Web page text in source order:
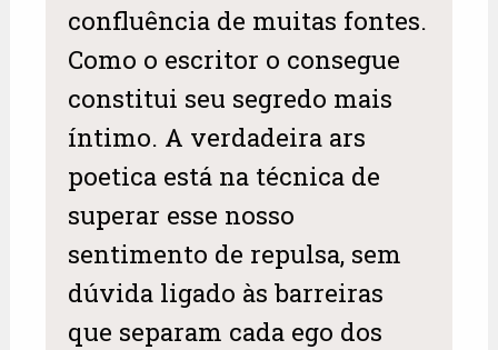
confluência de muitas fontes.
Como o escritor o consegue
constitui seu segredo mais
íntimo. A verdadeira ars
poetica está na técnica de
superar esse nosso
sentimento de repulsa, sem
dúvida ligado às barreiras
que separam cada ego dos